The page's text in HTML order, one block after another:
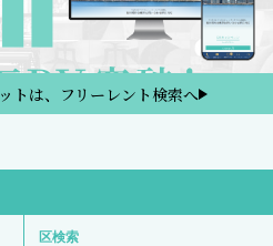
トは、フリーレント検索へ
区検索